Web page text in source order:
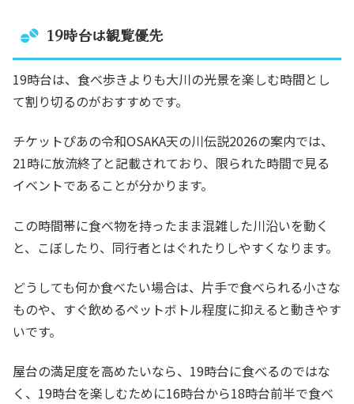
19時台は観覧優先
19時台は、食べ歩きよりも大川の光景を楽しむ時間とし
て割り切るのがおすすめです。
チケットぴあの令和OSAKA天の川伝説2026の案内では、
21時に放流終了と記載されており、限られた時間で見る
イベントであることが分かります。
この時間帯に食べ物を持ったまま混雑した川沿いを動く
と、こぼしたり、同行者とはぐれたりしやすくなります。
どうしても何か食べたい場合は、片手で食べられる小さな
ものや、すぐ飲めるペットボトル程度に抑えると動きやす
いです。
屋台の満足度を高めたいなら、19時台に食べるのではな
く、19時台を楽しむために16時台から18時台前半で食べ